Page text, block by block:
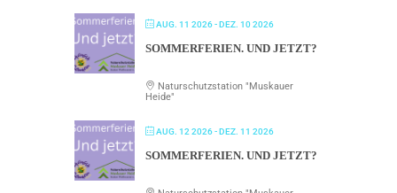
AUG. 11 2026- DEZ. 10 2026
SOMMERFERIEN. UND JETZT?
Naturschutzstation "Muskauer
Heide"
AUG. 12 2026- DEZ. 11 2026
SOMMERFERIEN. UND JETZT?